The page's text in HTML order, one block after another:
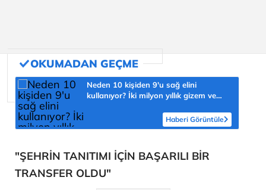
Neden 10 kişiden 9'u sağ elini
kullanıyor? İki milyon yıllık gizem ve
Haberi Görüntüle
"ŞEHRİN TANITIMI İÇİN BAŞARILI BİR
TRANSFER OLDU"